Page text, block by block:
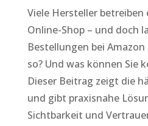
Viele Hersteller betreiben
Online-Shop – und doch
Bestellungen bei
so? Und was können Sie
Dieser Beitrag zeigt die
und gibt praxisnahe
Sichtbarkeit und